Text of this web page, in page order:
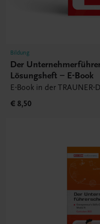
Bildung
Der
Lösungsheft – E-Book
E-Book in der TRAUNER-
€ 8,50